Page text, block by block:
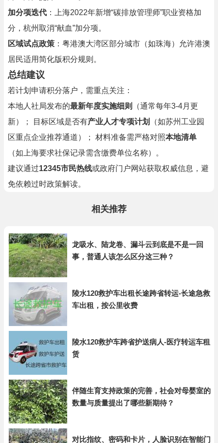
加分项迭代 ：上海2022年新增“碳排放管理师”职业资格加
分，杭州取消“献血”加分项。
区域试点政策 ：粤港澳大湾区部分城市（如珠海）允许港澳
居民适用简化版积分规则。
总结建议
若计划申请积分落户，需重点关注：
本地人社局发布的最新年度实施细则
（通常每年3-4月更
新）； 目标区域是否有产业人才专项计划
（如苏州工业园
区重点企业推荐通道）； 材料准备需严格对照本地清单
（如上海要求社保记录需含缴费单位名称）。
建议通过12345市民热线或政府门户网站获取权威信息，避
免依赖过时政策解读。
相关推荐
龙吸水、陆龙卷、漏斗云到底是不是一回
事，普通人该怎么区分这三种？
陵水120救护车出租长途跨省转运-长途急救
车出租，按公里收费
陵水120救护车跨省护送病人-医疗转运车租
赁
伴随生育支持政策的完善，社会对母婴室的
数量与质量提出了哪些新期待？
对比指纹、密码和卡片，人脸识别在智能门